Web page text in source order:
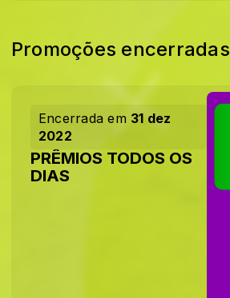
Promoções encerradas
Encerrada em 31 dez
2022
PRÊMIOS TODOS OS
DIAS